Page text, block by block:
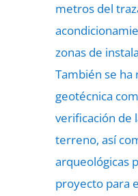
metros del
zonas de
También se ha
geotécnica
verificación de
terreno, así
arqueológicas
proyecto para